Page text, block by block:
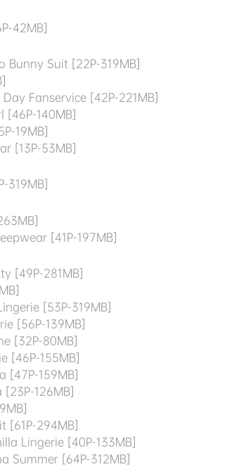
42MB]
Bunny Suit [22P-319MB]
Fanservice [42P-221MB]
[46P-140MB]
19MB]
[13P-53MB]
319MB]
[41P-197MB]
[49P-281MB]
[53P-319MB]
[56P-139MB]
[32P-80MB]
[46P-155MB]
[47P-159MB]
126MB]
[61P-294MB]
Lingerie [40P-133MB]
Summer [64P-312MB]